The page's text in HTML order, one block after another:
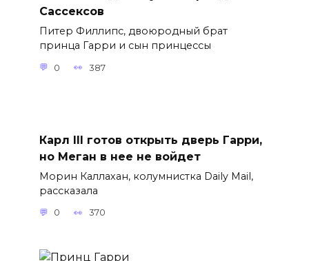
Сассексов
Питер Филлипс, двоюродный брат
принца Гарри и сын принцессы
0 387
Карл III готов открыть дверь Гарри,
но Меган в нее не войдет
Морин Каллахан, колумнистка Daily Mail,
рассказала
0 370